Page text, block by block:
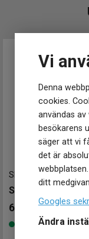
Vi
Denna
cookies.
användas
besökarens
säger att vi
det är
ditt
Googles
Ändra
SRPL61J1-34 mm
6 998 kr
Finns i lager